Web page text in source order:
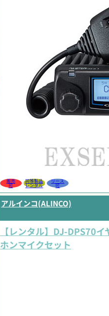
販売
可
同等製品
レンタル
リース
可
アルインコ(ALINCO)
【レンタル】DJ-DPS70イ
ホンマイクセット